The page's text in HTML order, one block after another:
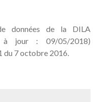
données de la DILA
à jour : 09/05/2018)
du 7 octobre 2016.